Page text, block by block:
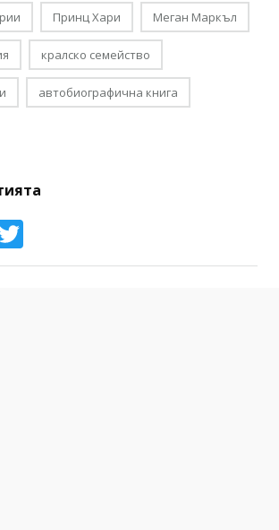
Принц Хари Меган Маркъл
кралско семейство
автобиографична книга